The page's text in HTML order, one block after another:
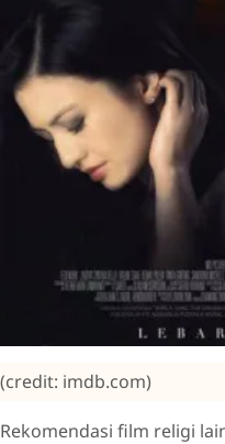
(credit: imdb.com)
Rekomendasi film religi